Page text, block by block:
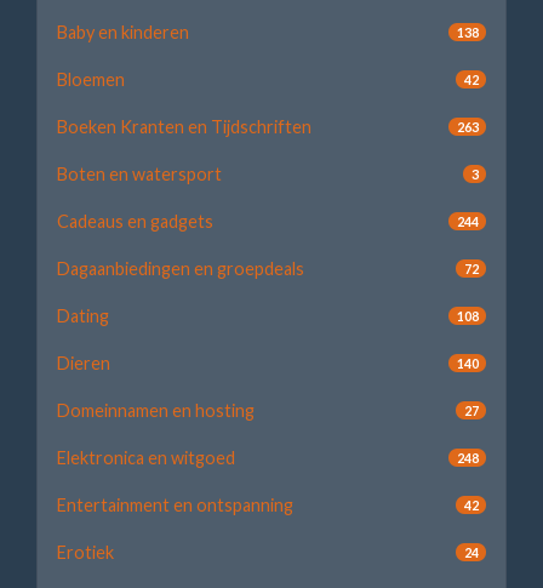
Baby en kinderen 138
Bloemen 42
Boeken Kranten en Tijdschriften 263
Boten en watersport 3
Cadeaus en gadgets 244
Dagaanbiedingen en groepdeals 72
Dating 108
Dieren 140
Domeinnamen en hosting 27
Elektronica en witgoed 248
Entertainment en ontspanning 42
Erotiek 24